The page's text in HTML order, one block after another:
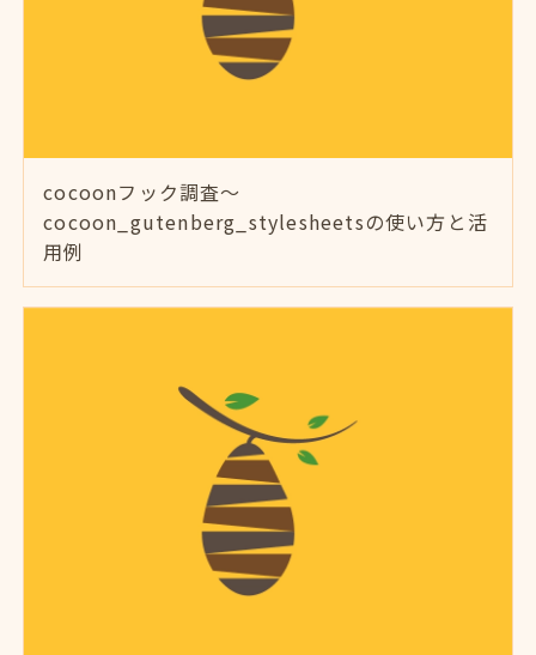
cocoonフック調査～
cocoon_gutenberg_stylesheetsの使い方と活
用例